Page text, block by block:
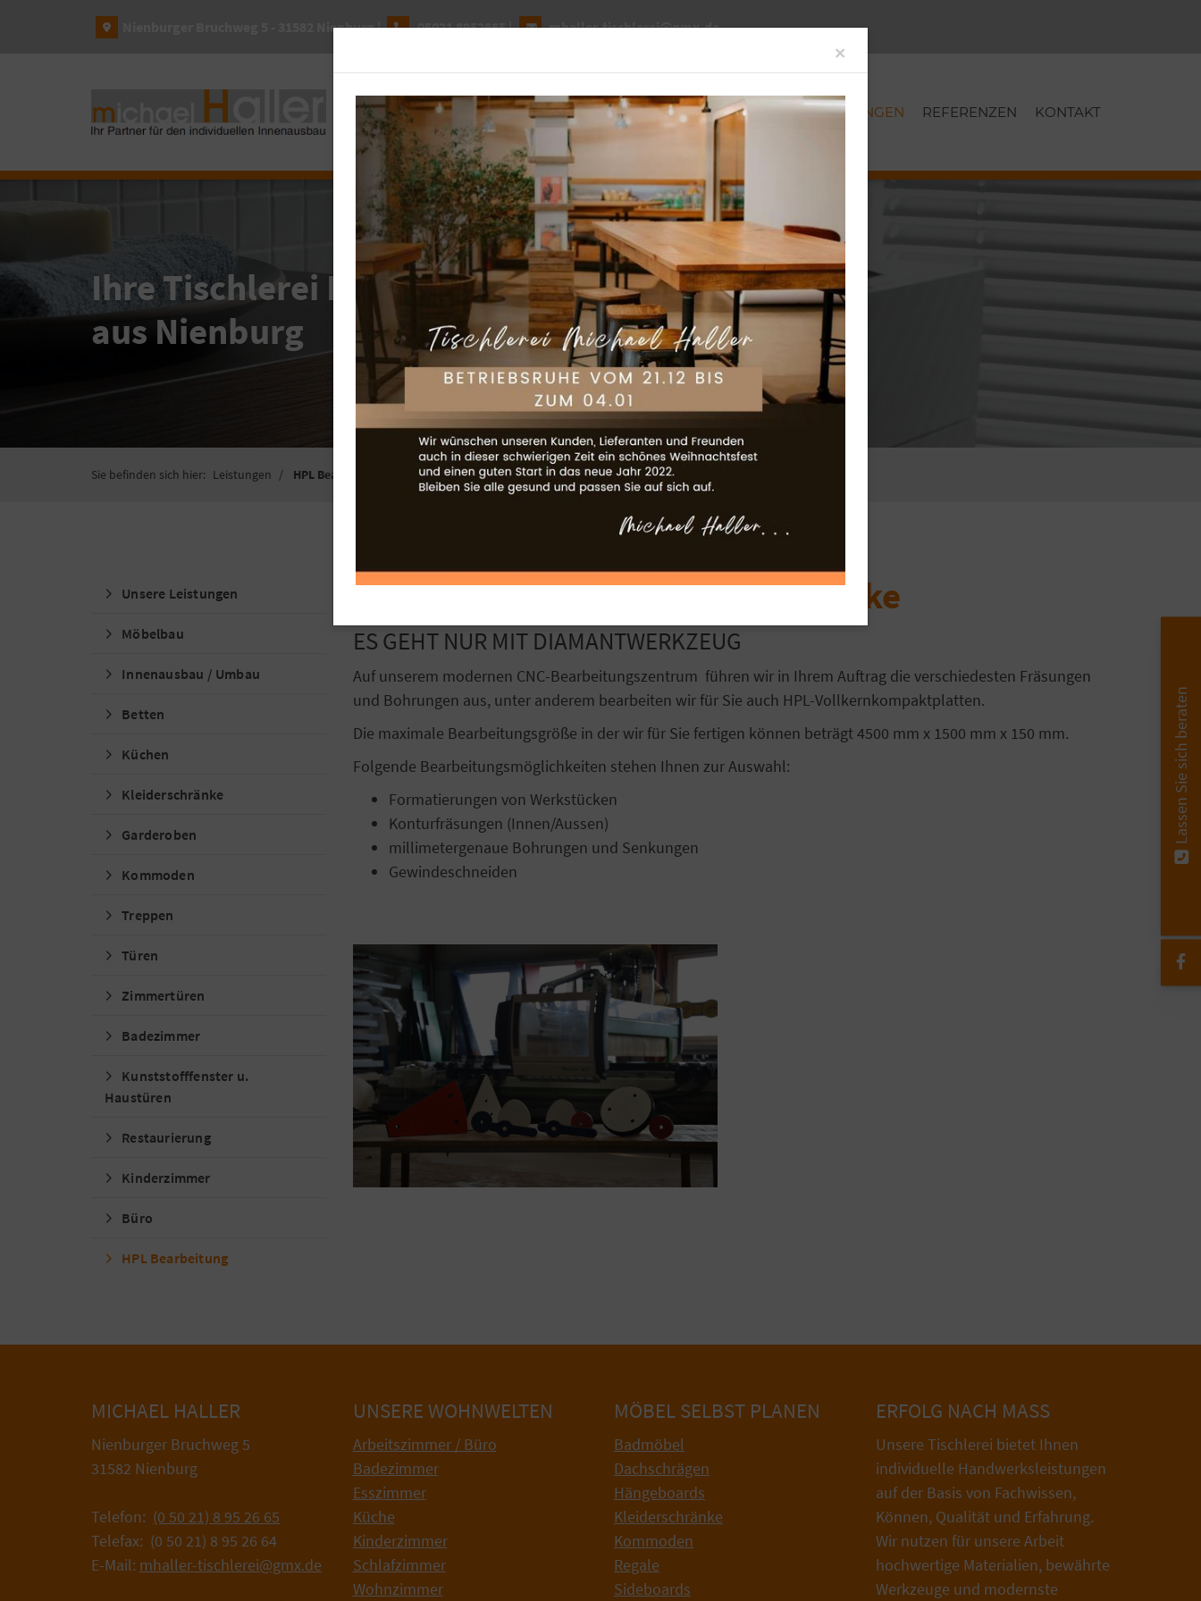
Nienburger Bruchweg 5 - 31582 Nienburg | 05021 8952665| mhaller-tischlerei@gmx.de
MÖBEL SELBST PLANEN WOHNWELTEN UNTERNEHMEN LEISTUNGEN REFERENZEN KONTAKT
Ihre Tischlerei Haller
aus Nienburg
Sie befinden sich hier: Leistungen HPL Bearbeitung
HPL Bearbeitung bis 30mm Stärke
ES GEHT NUR MIT DIAMANTWERKZEUG
Auf unserem modernen CNC-Bearbeitungszentrum führen wir in Ihrem Auftrag die verschiedesten Fräsungen
und Bohrungen aus, unter anderem bearbeiten wir für Sie auch HPL-Vollkernkompaktplatten.
Die maximale Bearbeitungsgröße in der wir für Sie fertigen können beträgt 4500 mm x 1500 mm x 150 mm.
Folgende Bearbeitungsmöglichkeiten stehen Ihnen zur Auswahl:
Formatierungen von Werkstücken
Konturfräsungen (Innen/Aussen)
millimetergenaue Bohrungen und Senkungen
Gewindeschneiden
Unsere Leistungen
Möbelbau
Innenausbau / Umbau
Betten
Küchen
Kleiderschränke
Garderoben
Kommoden
Treppen
Türen
Zimmertüren
Badezimmer
Kunststofffenster u.
Haustüren
Restaurierung
Kinderzimmer
Büro
HPL Bearbeitung
MICHAEL HALLER
Nienburger Bruchweg 5
31582 Nienburg
Telefon: (0 50 21) 8 95 26 65
Telefax: (0 50 21) 8 95 26 64
E-Mail: mhaller-tischlerei@gmx.de
UNSERE WOHNWELTEN
Arbeitszimmer / Büro
Badezimmer
Esszimmer
Küche
Kinderzimmer
Schlafzimmer
Wohnzimmer
MÖBEL SELBST PLANEN
Badmöbel
Dachschrägen
Hängeboards
Kleiderschränke
Kommoden
Regale
Sideboards
ERFOLG NACH MASS
Unsere Tischlerei bietet Ihnen
individuelle Handwerksleistungen
auf der Basis von Fachwissen,
Können, Qualität und Erfahrung.
Wir nutzen für unsere Arbeit
hochwertige Materialien, bewährte
Werkzeuge und modernste
Lassen Sie sich beraten
×